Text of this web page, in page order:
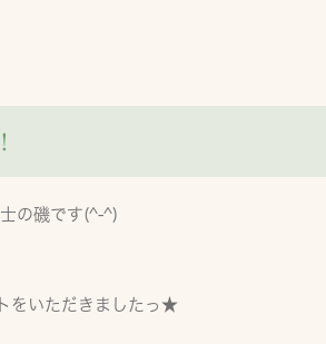
の磯です(^-^)
をいただきましたっ★